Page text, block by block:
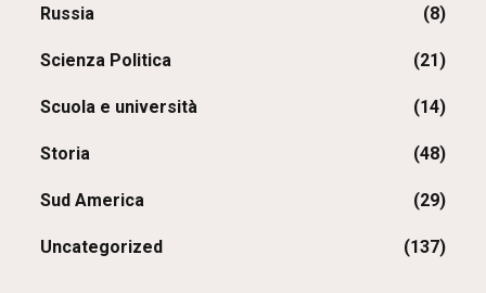
Russia (8)
Scienza Politica (21)
Scuola e università (14)
Storia (48)
Sud America (29)
Uncategorized (137)